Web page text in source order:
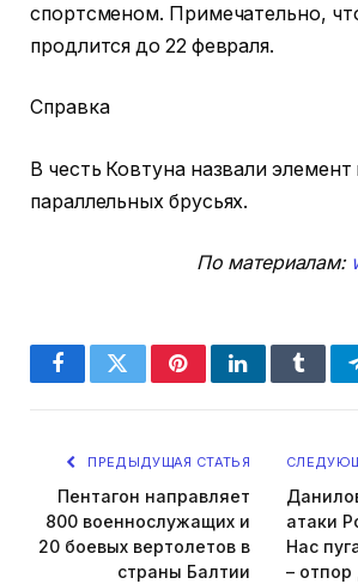
спортсменом. Примечательно,
продлится до 22 февраля.
Справка
В честь Ковтуна назвали элемент
параллельных брусьях.
По материалам:
FacebookTwitterPinterestLinkedIn
ПРЕДЫДУЩАЯ СТАТЬЯ
Пентагон направляет
800 военнослужащих и
20 боевых вертолетов в
страны Балтии
атаки
Нас
–